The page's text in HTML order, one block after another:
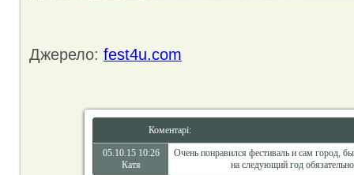
Джерело: fest4u.com
Коментарі:
05.10.15 10:26
Катя
Очень понравился фестиваль и сам город,
на следующий год